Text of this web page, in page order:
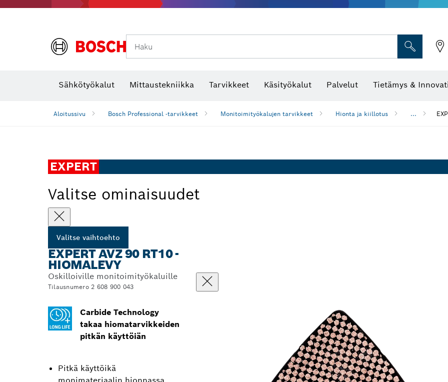
Haku
Sähkötyökalut Mittaustekniikka Tarvikkeet Käsityökalut Palvelut Tietämys &
Aloitussivu Bosch Professional -tarvikkeet Monitoimityökalujen tarvikkeet Hionta ja kiillotus ...
EXPERT
Valitse ominaisuudet
Valitse vaihtoehto
EXPERT AVZ 90 RT10 -
HIOMALEVY
Oskilloiville monitoimityökaluille
Tilausnumero 2 608 900 043
Carbide Technology
takaa hiomatarvikkeiden
pitkän käyttöiän
Pitkä käyttöikä